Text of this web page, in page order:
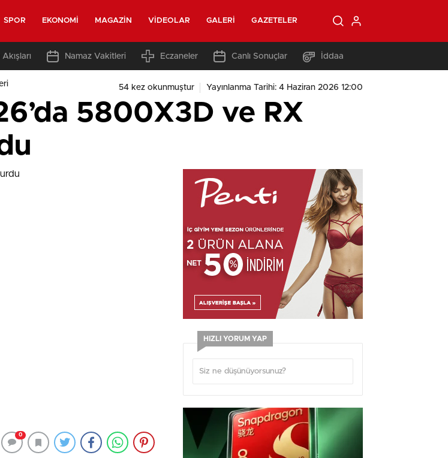
SPOR EKONOMI MAGAZIN VIDEOLAR GALERI GAZETELER
Akışları Namaz Vakitleri Eczaneler Canlı Sonuçlar İddaa
54 kez okunmuştur Yayınlanma Tarihi: 4 Haziran 2026 12:00
5800X3D ve RX
0
HIZLI YORUM YAP